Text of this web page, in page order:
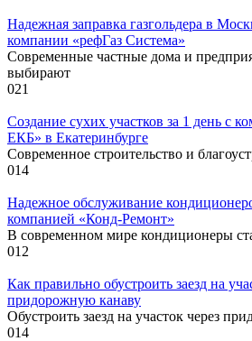
Надежная заправка газгольдера в
компании «рефГаз Система»
Современные частные дома и
выбирают
021
Создание сухих участков за 1 день с
ЕКБ» в Екатеринбурге
Современное строительство и
014
Надежное обслуживание
компанией «Конд-Ремонт»
В современном мире кондиционеры
012
Как правильно обустроить заезд на
придорожную канаву
Обустроить заезд на участок через
014